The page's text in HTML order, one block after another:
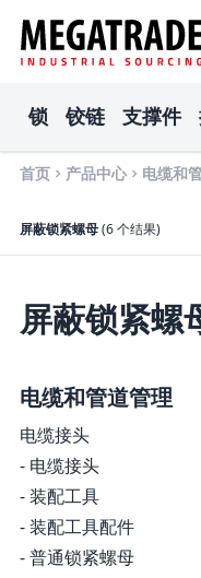
锁 铰链 支撑件
首页 产品中心 电缆和
屏蔽锁紧螺母(6 个结果)
屏蔽锁紧螺
电缆和管道管理
电缆接头
- 电缆接头
- 装配工具
- 装配工具配件
- 普通锁紧螺母